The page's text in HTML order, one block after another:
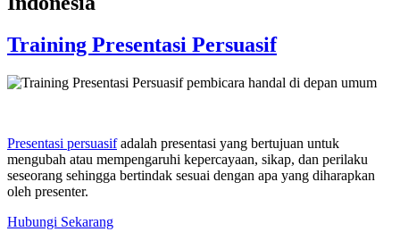
Training Presentasi Persuasif
Presentasi persuasifadalah presentasi yang bertujuan untuk
mengubah atau mempengaruhi kepercayaan, sikap, dan perilaku
seseorang sehingga bertindak sesuai dengan apa yang diharapkan
oleh presenter.
Hubungi Sekarang